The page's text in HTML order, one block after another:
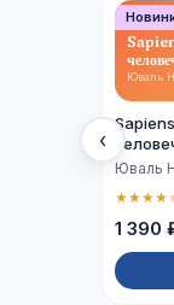
‹
НОН-
Юваль
Юваль
★★★★
1 390